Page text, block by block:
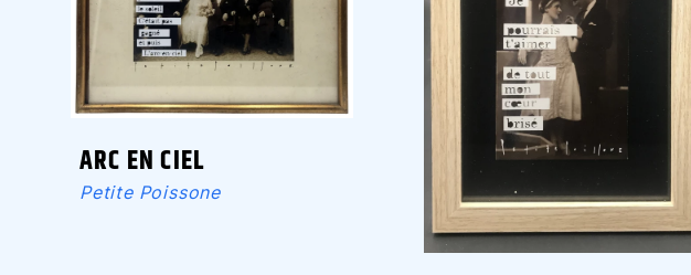
ARC EN CIEL
Petite Poissone